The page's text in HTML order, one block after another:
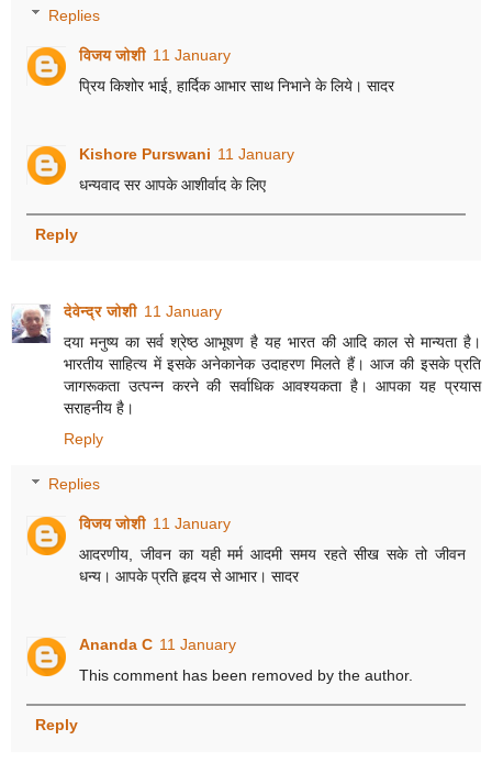
Replies
विजय जोशी 11 January
प्रिय किशोर भाई, हार्दिक आभार साथ निभाने के लिये। सादर
Kishore Purswani 11 January
धन्यवाद सर आपके आशीर्वाद के लिए
Reply
देवेन्द्र जोशी 11 January
दया मनुष्य का सर्व श्रेष्ठ आभूषण है यह भारत की आदि काल से मान्यता है।
भारतीय साहित्य में इसके अनेकानेक उदाहरण मिलते हैं। आज की इसके प्रति
जागरूकता उत्पन्न करने की सर्वाधिक आवश्यकता है। आपका यह प्रयास
सराहनीय है।
Reply
Replies
विजय जोशी 11 January
आदरणीय, जीवन का यही मर्म आदमी समय रहते सीख सके तो जीवन
धन्य। आपके प्रति हृदय से आभार। सादर
Ananda C 11 January
This comment has been removed by the author.
Reply